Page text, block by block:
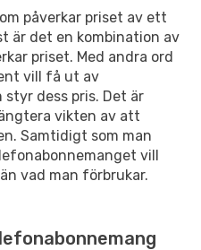
påverkar priset av ett
är det en kombination av
priset. Med andra ord
vill få ut av
dess pris. Det är
vikten av att
Samtidigt som man
vill
vad man förbrukar.